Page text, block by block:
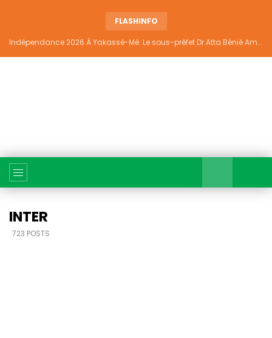
FLASHINFO
Indépendance 2026 À Yakassé-Mé: Le sous-préfet Dr Atta Bénié Amédé appelle à l’unité, à la sécurité et au développement
INTER
723 POSTS